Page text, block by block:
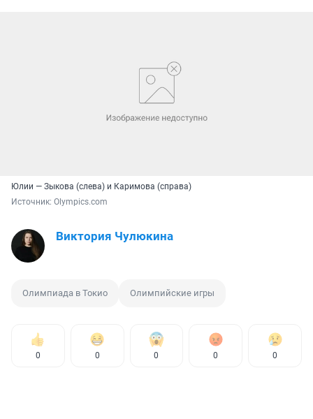
Юлии — Зыкова (слева) и Каримова (справа)
Источник: Оlympics.com
Виктория Чулюкина
Олимпиада в Токио Олимпийские игры
0 0 0 0 0